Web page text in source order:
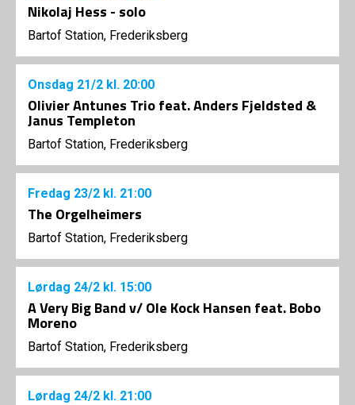
Nikolaj Hess - solo
Bartof Station, Frederiksberg
Onsdag 21/2 kl. 20:00
Olivier Antunes Trio feat. Anders Fjeldsted &
Janus Templeton
Bartof Station, Frederiksberg
Fredag 23/2 kl. 21:00
The Orgelheimers
Bartof Station, Frederiksberg
Lørdag 24/2 kl. 15:00
A Very Big Band v/ Ole Kock Hansen feat. Bobo
Moreno
Bartof Station, Frederiksberg
Lørdag 24/2 kl. 21:00